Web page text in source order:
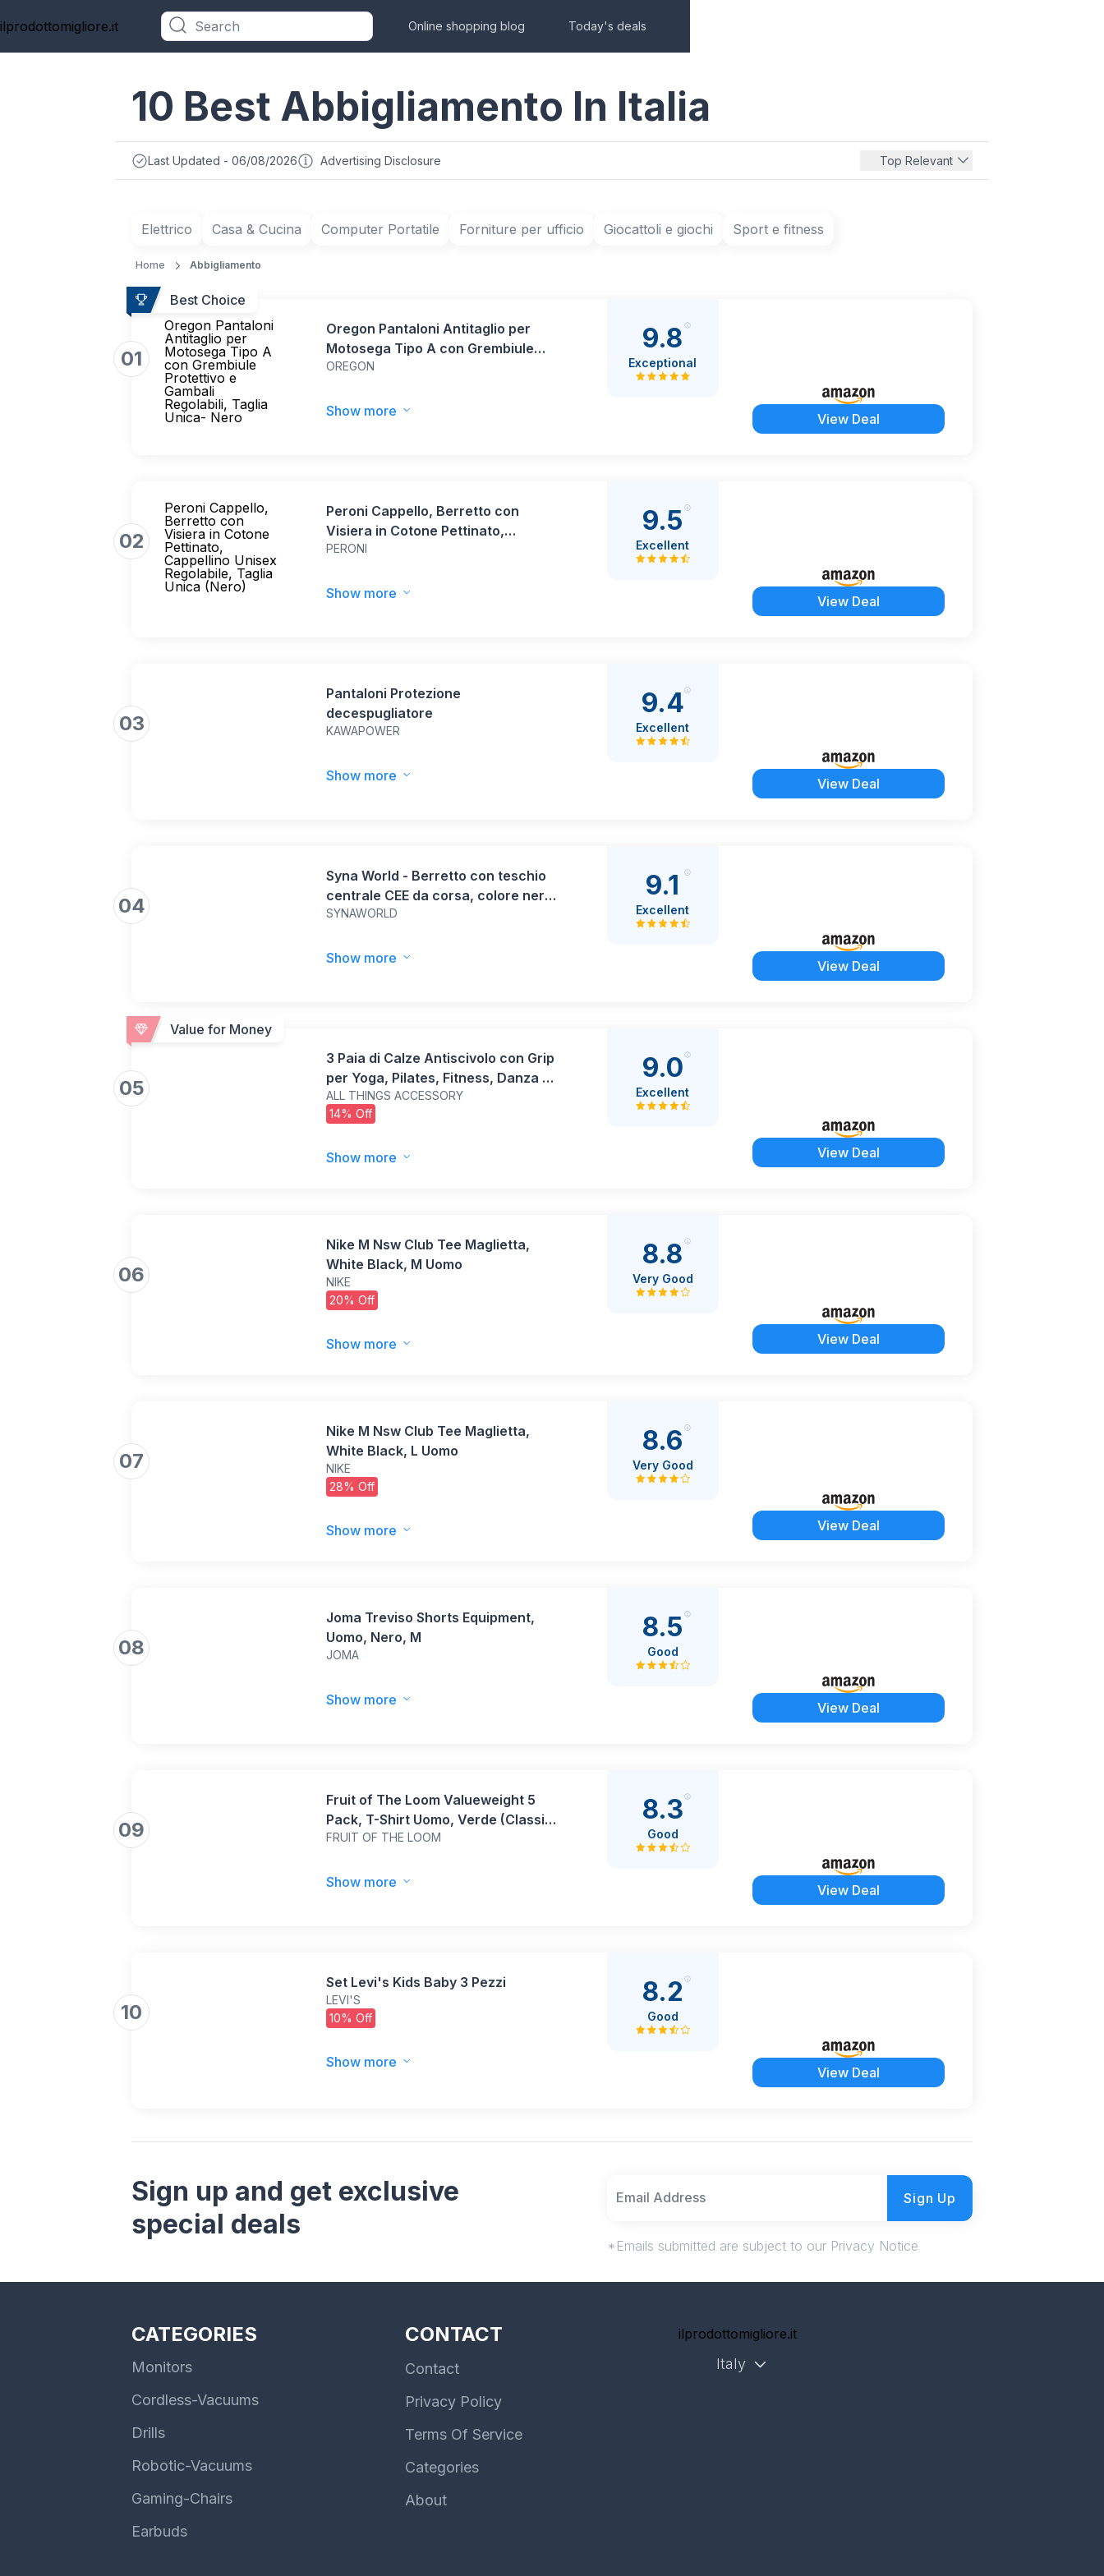
ilprodottomigliore.it Online shopping blog Today's deals
10 Best Abbigliamento In Italia
Last Updated - 06/08/2026 Advertising Disclosure Top Relevant
Elettrico Casa & Cucina Computer Portatile Forniture per ufficio Giocattoli e giochi Sport e fitness
Home Abbigliamento
Best Choice
01
Oregon Pantaloni
Antitaglio per
Motosega Tipo A
con Grembiule
Protettivo e
Gambali
Regolabili, Taglia
Unica- Nero
OREGON
Oregon Pantaloni Antitaglio per
Motosega Tipo A con Grembiule
Protettivo e Gambali Regolabili,
Show more
9.8
Exceptional
View Deal
02
Peroni Cappello,
Berretto con
Visiera in Cotone
Pettinato,
Cappellino Unisex
Regolabile, Taglia
Unica (Nero)
PERONI
Peroni Cappello, Berretto con
Visiera in Cotone Pettinato,
Cappellino Unisex Regolabile, Taglia
Show more
9.5
Excellent
View Deal
03 KAWAPOWER
Pantaloni Protezione
decespugliatore
Show more
9.4
Excellent
View Deal
04 SYNAWORLD
Syna World - Berretto con teschio
centrale CEE da corsa, colore nero,
traspirante, antivento, per tutte le
Show more
9.1
Excellent
View Deal
Value for Money
05
ALL THINGS ACCESSORY
14% Off
3 Paia di Calze Antiscivolo con Grip
per Yoga, Pilates, Fitness, Danza e
Barre – Traspiranti, Sicure,
Prevenzione Caduta EU 37-42
Show more
9.0
Excellent
View Deal
06
NIKE
20% Off
Nike M Nsw Club Tee Maglietta,
White Black, M Uomo
Show more
8.8
Very Good
View Deal
07
NIKE
28% Off
Nike M Nsw Club Tee Maglietta,
White Black, L Uomo
Show more
8.6
Very Good
View Deal
08 JOMA
Joma Treviso Shorts Equipment,
Uomo, Nero, M
Show more
8.5
Good
View Deal
09 FRUIT OF THE LOOM
Fruit of The Loom Valueweight 5
Pack, T-Shirt Uomo, Verde (Classic
Olive 59), Medium
Show more
8.3
Good
View Deal
10
LEVI'S
10% Off
Set Levi's Kids Baby 3 Pezzi
Show more
8.2
Good
View Deal
Sign up and get exclusive
special deals
Sign Up
*Emails submitted are subject to our Privacy Notice
CATEGORIES
Monitors
Cordless-Vacuums
Drills
Robotic-Vacuums
Gaming-Chairs
Earbuds
CONTACT
Contact
Privacy Policy
Terms Of Service
Categories
About
ilprodottomigliore.it
Italy